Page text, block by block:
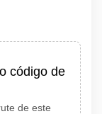
código de
de este